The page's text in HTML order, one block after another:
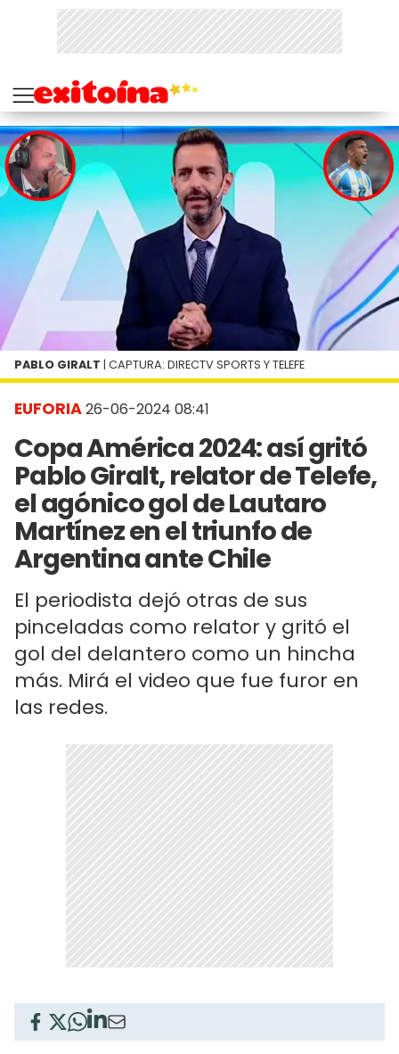
EUFORIA26-06-2024 08:41
Copa América 2024: así gritó
Pablo Giralt, relator de Telefe,
el agónico gol de Lautaro
Martínez en el triunfo de
Argentina ante Chile
El periodista dejó otras de sus
pinceladas como relator y gritó el
gol del delantero como un hincha
más. Mirá el video que fue furor en
las redes.
PABLO GIRALT | CAPTURA: DIRECTV SPORTS Y TELEFE